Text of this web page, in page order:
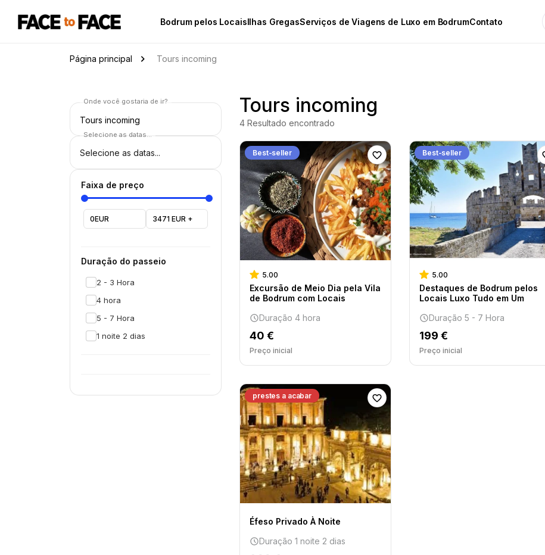
Bodrum pelos LocaisIlhas GregasServiços de Viagens de Luxo em BodrumContato
Página principal Tours incoming
Onde você gostaria de ir?
Tours incoming
Selecione as datas...
Faixa de preço
0EUR 3471 EUR +
Duração do passeio
2 - 3 Hora
4 hora
5 - 7 Hora
1 noite 2 dias
Tours incoming
4 Resultado encontrado
Best-seller
5.00
Excursão de Meio Dia pela Vila
de Bodrum com Locais
Duração 4 hora
40 €
Preço inicial
Best-seller
5.00
Destaques de Bodrum pelos
Locais Luxo Tudo em Um
Duração 5 - 7 Hora
199 €
Preço inicial
prestes a acabar
Éfeso Privado À Noite
Duração 1 noite 2 dias